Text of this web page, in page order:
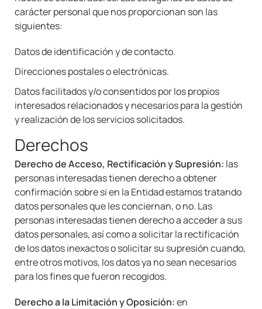
carácter personal que nos proporcionan son las
siguientes:
Datos de identificación y de contacto.
Direcciones postales o electrónicas.
Datos facilitados y/o consentidos por los propios
interesados relacionados y necesarios para la gestión
y realización de los servicios solicitados.
Derechos
Derecho de Acceso, Rectificación y Supresión: las
personas interesadas tienen derecho a obtener
confirmación sobre si en la Entidad estamos tratando
datos personales que les conciernan, o no. Las
personas interesadas tienen derecho a acceder a sus
datos personales, así como a solicitar la rectificación
de los datos inexactos o solicitar su supresión cuando,
entre otros motivos, los datos ya no sean necesarios
para los fines que fueron recogidos.
Derecho a la Limitación y Oposición:en